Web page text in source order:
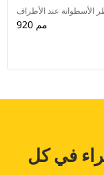
الأسطوانة عند الأطراف
920 مم
في كل